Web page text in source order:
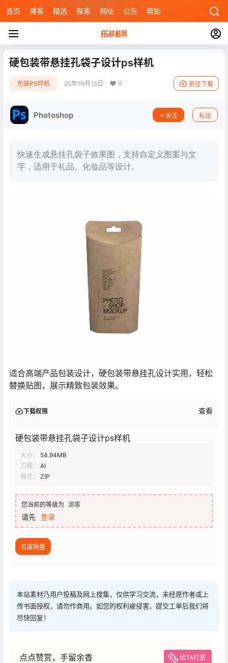
首页 博客 精选 探索 网址 公告 帮助
硬包装带悬挂孔袋子设计ps样机
包装PS样机 25年10月15日 0 前往下载
Photoshop 关注 私信
快速生成悬挂孔袋子效果图，支持自定义图案与文
字，适用于礼品、化妆品等设计。
适合高端产品包装设计，硬包装带悬挂孔设计实用，轻松
替换贴图，展示精致包装效果。
下载权限 查看
硬包装带悬挂孔袋子设计ps样机
大小：
54.94MB
刀模：
AI
格式：
ZIP
您当前的等级为 游客
请先 登录
百度网盘
本站素材乃用户投稿及网上搜集，仅供学习交流，未经原作者或上
传书面授权，请勿作商用。如您的权利被侵害，提交工单后我们将
尽快回复！
点点赞赏，手留余香 给TA打赏